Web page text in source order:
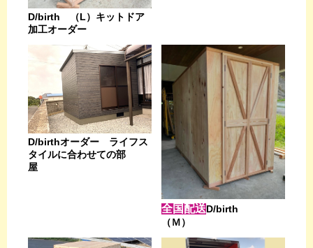
D/birth （L）キットドア
加工オーダー
D/birthオーダー ライフス
タイルに合わせての部
屋
全国配送D/birth
（Ｍ）